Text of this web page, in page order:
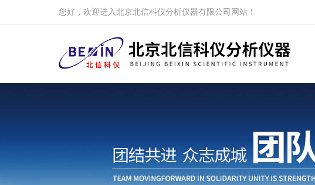
您好，欢迎进入北京北信科仪分析仪器有限公司网站！